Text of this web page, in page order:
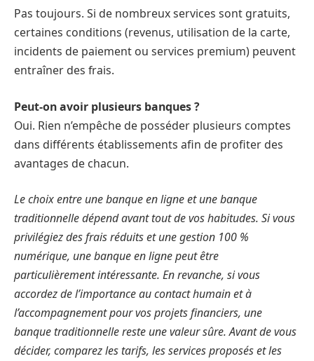
Pas toujours. Si de nombreux services sont gratuits,
certaines conditions (revenus, utilisation de la carte,
incidents de paiement ou services premium) peuvent
entraîner des frais.
Peut-on avoir plusieurs banques ?
Oui. Rien n’empêche de posséder plusieurs comptes
dans différents établissements afin de profiter des
avantages de chacun.
Le choix entre une banque en ligne et une banque
traditionnelle dépend avant tout de vos habitudes. Si vous
privilégiez des frais réduits et une gestion 100 %
numérique, une banque en ligne peut être
particulièrement intéressante. En revanche, si vous
accordez de l’importance au contact humain et à
l’accompagnement pour vos projets financiers, une
banque traditionnelle reste une valeur sûre. Avant de vous
décider, comparez les tarifs, les services proposés et les